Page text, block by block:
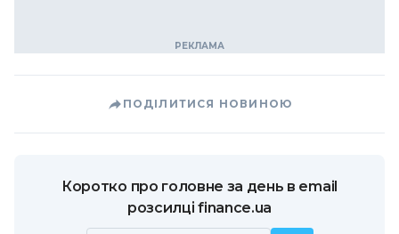
ПОДІЛИТИСЯ НОВИНОЮ
Коротко про головне за день в email
розсилці finance.ua